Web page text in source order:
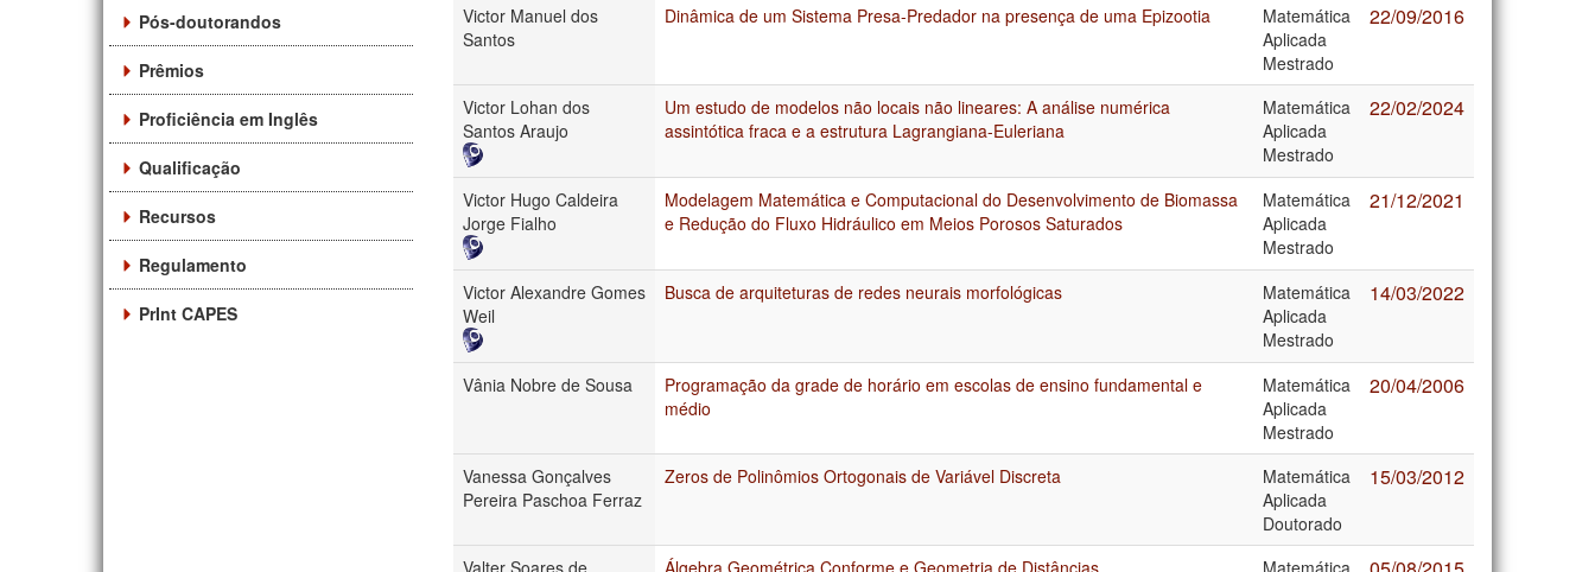
Pós-doutorandos
Prêmios
Proficiência em Inglês
Qualificação
Recursos
Regulamento
PrInt CAPES
Victor Manuel dos
Santos
Dinâmica de um Sistema Presa-Predador na presença de uma Epizootia
Matemática
Aplicada
Mestrado
22/09/2016
Victor Lohan dos
Santos Araujo
Um estudo de modelos não locais não lineares: A análise numérica
assintótica fraca e a estrutura Lagrangiana-Euleriana
Matemática
Aplicada
Mestrado
22/02/2024
Victor Hugo Caldeira
Jorge Fialho
Modelagem Matemática e Computacional do Desenvolvimento de Biomassa
e Redução do Fluxo Hidráulico em Meios Porosos Saturados
Matemática
Aplicada
Mestrado
21/12/2021
Victor Alexandre Gomes
Weil
Busca de arquiteturas de redes neurais morfológicas
Matemática
Aplicada
Mestrado
14/03/2022
Vânia Nobre de Sousa
Programação da grade de horário em escolas de ensino fundamental e
médio
Matemática
Aplicada
Mestrado
20/04/2006
Vanessa Gonçalves
Pereira Paschoa Ferraz
Zeros de Polinômios Ortogonais de Variável Discreta
Matemática
Aplicada
Doutorado
15/03/2012
Valter Soares de Álgebra Geométrica Conforme e Geometria de Distâncias Matemática